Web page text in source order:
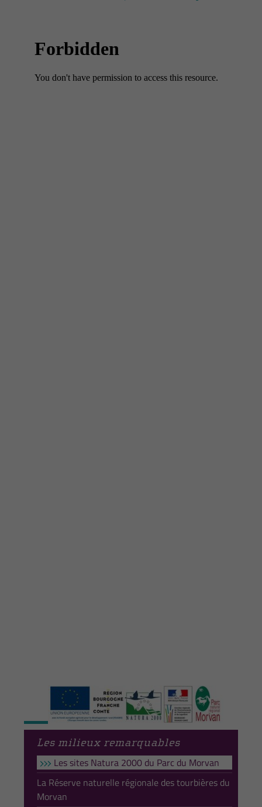
Les milieux remarquables
Les sites Natura 2000 du Parc du Morvan
La Réserve naturelle régionale des tourbières du
Morvan